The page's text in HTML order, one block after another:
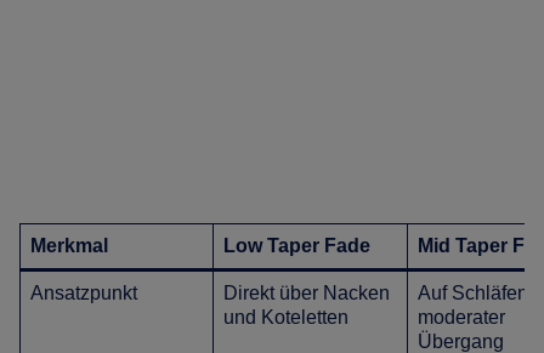
Merkmal Low Taper Fade Mid Taper
Ansatzpunkt
Direkt über Nacken
und Koteletten
Auf
moderater
Übergang